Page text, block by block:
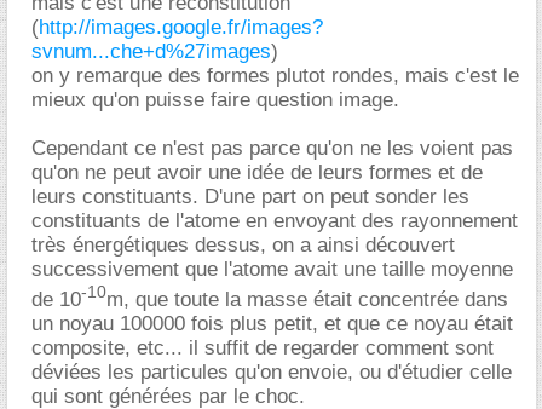
(http://images.google.fr/images?
svnum...che+d%27images)
on y remarque des formes plutot rondes, mais c'est le
mieux qu'on puisse faire question image.
Cependant ce n'est pas parce qu'on ne les voient pas
qu'on ne peut avoir une idée de leurs formes et de
leurs constituants. D'une part on peut sonder les
constituants de l'atome en envoyant des rayonnement
très énergétiques dessus, on a ainsi découvert
successivement que l'atome avait une taille moyenne
de 10-10m, que toute la masse était concentrée dans
un noyau 100000 fois plus petit, et que ce noyau était
composite, etc... il suffit de regarder comment sont
déviées les particules qu'on envoie, ou d'étudier celle
qui sont générées par le choc.